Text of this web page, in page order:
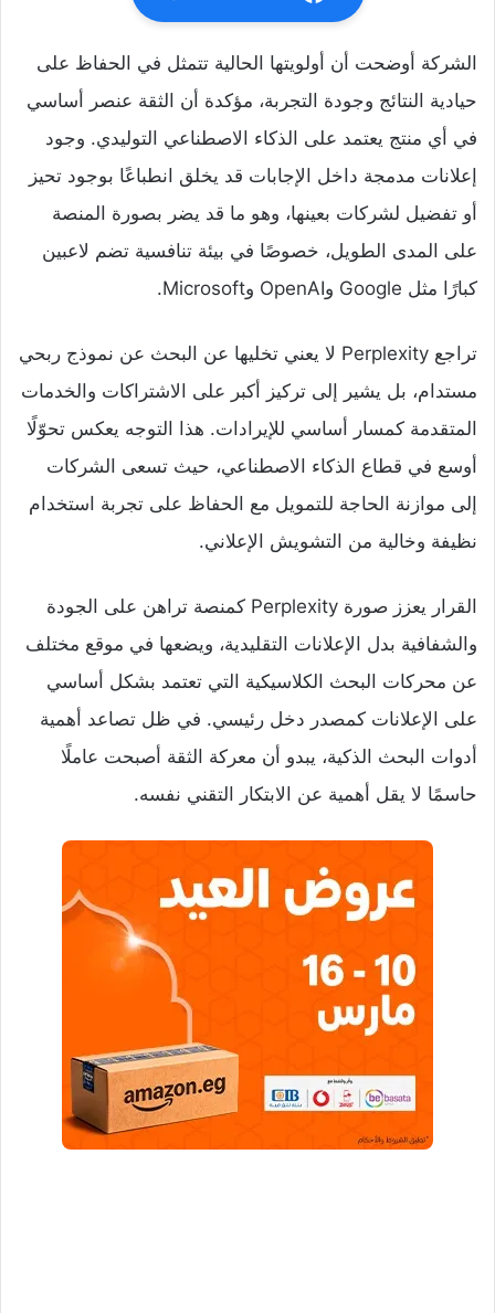
الشركة أوضحت أن أولويتها الحالية تتمثل في الحفاظ على
حيادية النتائج وجودة التجربة، مؤكدة أن الثقة عنصر أساسي
في أي منتج يعتمد على الذكاء الاصطناعي التوليدي. وجود
إعلانات مدمجة داخل الإجابات قد يخلق انطباعًا بوجود تحيز
أو تفضيل لشركات بعينها، وهو ما قد يضر بصورة المنصة
على المدى الطويل، خصوصًا في بيئة تنافسية تضم لاعبين
كبارًا مثل Google وOpenAI وMicrosoft.
تراجع Perplexity لا يعني تخليها عن البحث عن نموذج ربحي
مستدام، بل يشير إلى تركيز أكبر على الاشتراكات والخدمات
المتقدمة كمسار أساسي للإيرادات. هذا التوجه يعكس تحوّلًا
أوسع في قطاع الذكاء الاصطناعي، حيث تسعى الشركات
إلى موازنة الحاجة للتمويل مع الحفاظ على تجربة استخدام
نظيفة وخالية من التشويش الإعلاني.
القرار يعزز صورة Perplexity كمنصة تراهن على الجودة
والشفافية بدل الإعلانات التقليدية، ويضعها في موقع مختلف
عن محركات البحث الكلاسيكية التي تعتمد بشكل أساسي
على الإعلانات كمصدر دخل رئيسي. في ظل تصاعد أهمية
أدوات البحث الذكية، يبدو أن معركة الثقة أصبحت عاملًا
حاسمًا لا يقل أهمية عن الابتكار التقني نفسه.